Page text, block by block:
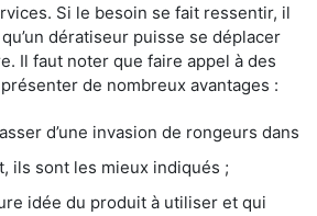
Si le besoin se fait ressentir, il
dératiseur puisse se déplacer
Il faut noter que faire appel à des
de nombreux avantages :
d’une invasion de rongeurs dans
ils sont les mieux indiqués ;
idée du produit à utiliser et qui